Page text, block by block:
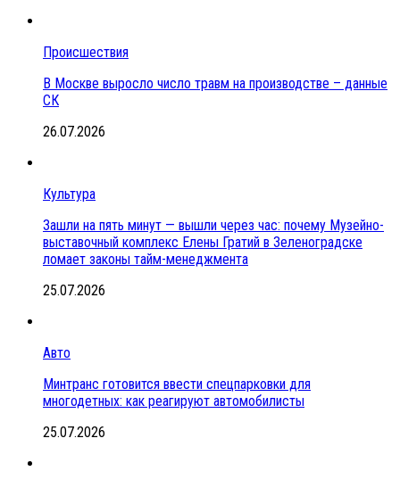
Происшествия
В Москве выросло число травм на производстве – данные
СК
26.07.2026
Культура
Зашли на пять минут — вышли через час: почему Музейно-
выставочный комплекс Елены Гратий в Зеленоградске
ломает законы тайм-менеджмента
25.07.2026
Авто
Минтранс готовится ввести спецпарковки для
многодетных: как реагируют автомобилисты
25.07.2026